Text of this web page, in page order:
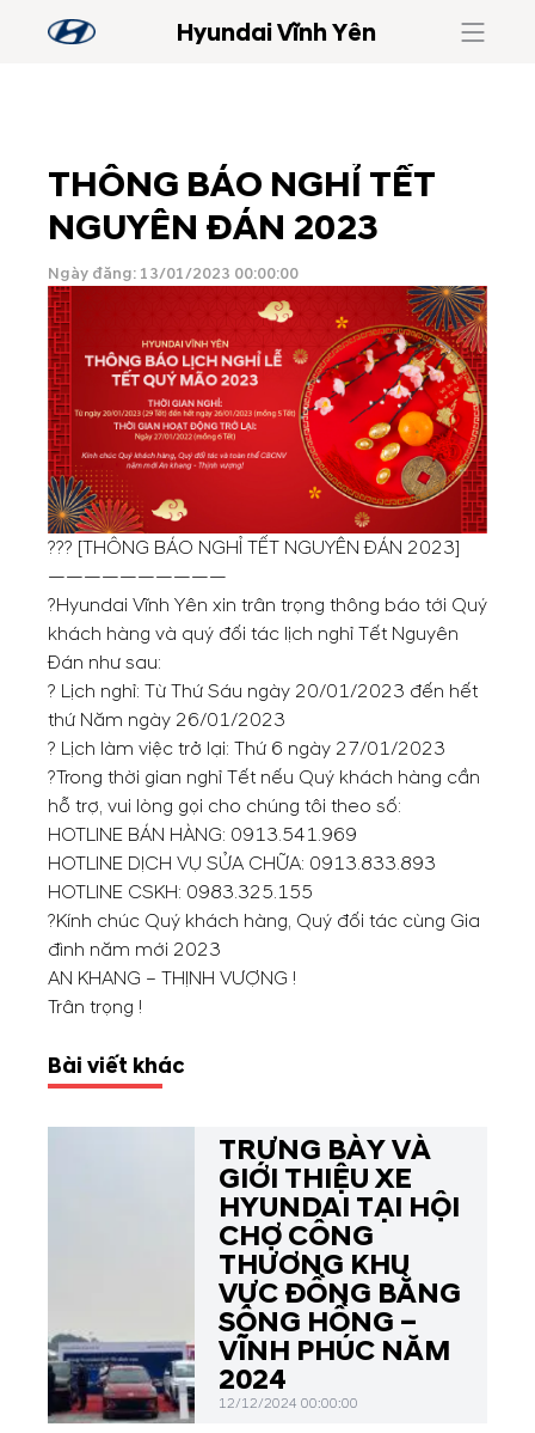
Hyundai Vĩnh Yên
THÔNG BÁO NGHỈ TẾT
NGUYÊN ĐÁN 2023
Ngày đăng: 13/01/2023 00:00:00
?️?️? [THÔNG BÁO NGHỈ TẾT NGUYÊN ĐÁN 2023]
——————————
?Hyundai Vĩnh Yên xin trân trọng thông báo tới Quý
khách hàng và quý đối tác lịch nghỉ Tết Nguyên
Đán như sau:
? Lịch nghỉ: Từ Thứ Sáu ngày 20/01/2023 đến hết
thứ Năm ngày 26/01/2023
? Lịch làm việc trở lại: Thứ 6 ngày 27/01/2023
?Trong thời gian nghỉ Tết nếu Quý khách hàng cần
hỗ trợ, vui lòng gọi cho chúng tôi theo số:
HOTLINE BÁN HÀNG: 0913.541.969
HOTLINE DỊCH VỤ SỬA CHỮA: 0913.833.893
HOTLINE CSKH: 0983.325.155
?Kính chúc Quý khách hàng, Quý đối tác cùng Gia
đình năm mới 2023
AN KHANG – THỊNH VƯỢNG !
Trân trọng !
Bài viết khác
TRƯNG BÀY VÀ
GIỚI THIỆU XE
HYUNDAI TẠI HỘI
CHỢ CÔNG
THƯƠNG KHU
VỰC ĐỒNG BẰNG
SÔNG HỒNG –
VĨNH PHÚC NĂM
2024
12/12/2024 00:00:00